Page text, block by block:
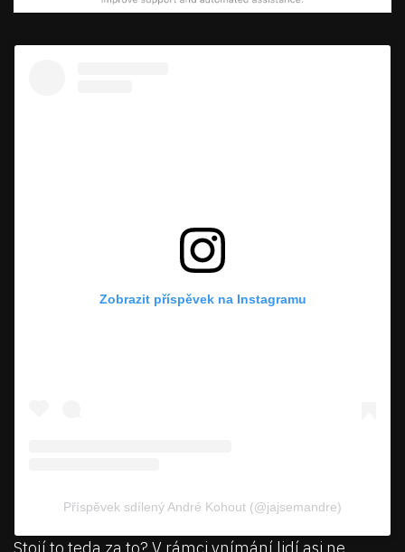
Zobrazit příspěvek na Instagramu
Příspěvek sdílený André Kohout (@jajsemandre)